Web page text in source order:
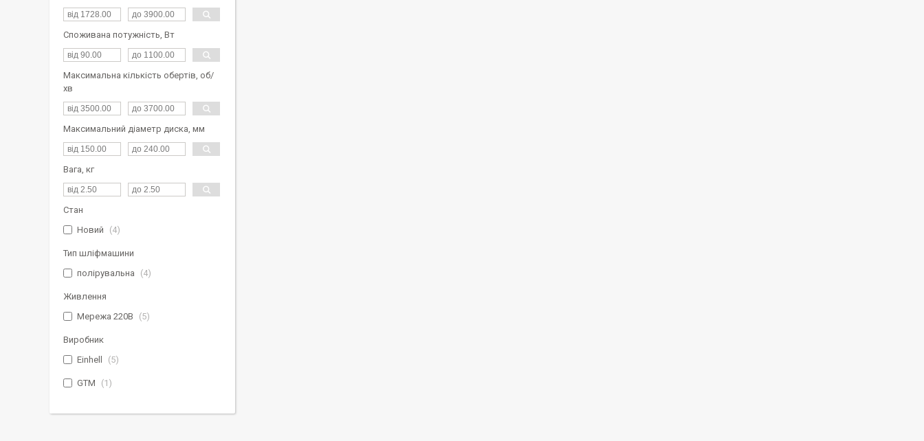
Споживана потужність, Вт
Максимальна кількість обертів, об/
хв
Максимальний діаметр диска, мм
Вага, кг
Стан
Новий
4
Тип шліфмашини
полірувальна
4
Живлення
Мережа 220В
5
Виробник
Einhell
5
GTM 1